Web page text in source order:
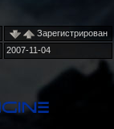
Зарегистрирован
2007-11-04